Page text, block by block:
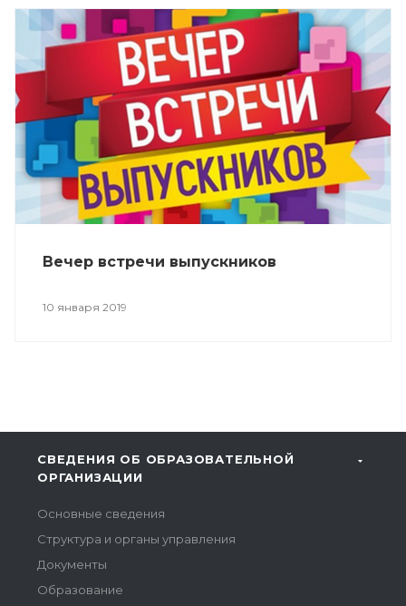
Вечер встречи выпускников
10 января 2019
СВЕДЕНИЯ ОБ ОБРАЗОВАТЕЛЬНОЙ
ОРГАНИЗАЦИИ
Основные сведения
Структура и органы управления
Документы
Образование